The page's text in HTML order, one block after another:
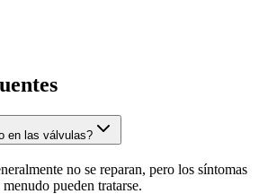
en las válvulas?
no se reparan, pero los síntomas
pueden tratarse.